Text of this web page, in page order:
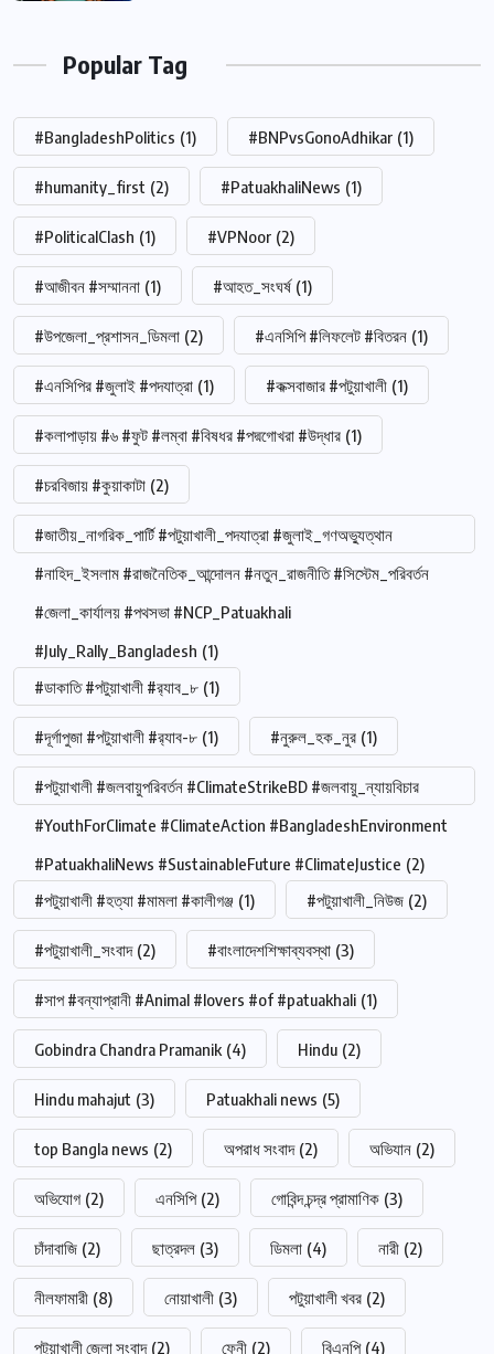
Popular Tag
#BangladeshPolitics (1) #BNPvsGonoAdhikar (1)
#humanity_first (2) #PatuakhaliNews (1)
#PoliticalClash (1) #VPNoor (2)
#আজীবন #সম্মাননা (1) #আহত_সংঘর্ষ (1)
#উপজেলা_প্রশাসন_ডিমলা (2) #এনসিপি #লিফলেট #বিতরন (1)
#এনসিপির #জুলাই #পদযাত্রা (1) #কক্সবাজার #পটুয়াখালী (1)
#কলাপাড়ায় #৬ #ফুট #লম্বা #বিষধর #পদ্মগোখরা #উদ্ধার (1)
#চরবিজায় #কুয়াকাটা (2)
#জাতীয়_নাগরিক_পার্টি #পটুয়াখালী_পদযাত্রা #জুলাই_গণঅভ্যুত্থান
#নাহিদ_ইসলাম #রাজনৈতিক_আন্দোলন #নতুন_রাজনীতি #সিস্টেম_পরিবর্তন
#জেলা_কার্যালয় #পথসভা #NCP_Patuakhali
#July_Rally_Bangladesh (1)
#ডাকাতি #পটুয়াখালী #র‍্যাব_৮ (1)
#দূর্গাপুজা #পটুয়াখালী #র‍্যাব-৮ (1) #নুরুল_হক_নুর (1)
#পটুয়াখালী #জলবায়ুপরিবর্তন #ClimateStrikeBD #জলবায়ু_ন্যায়বিচার
#YouthForClimate #ClimateAction #BangladeshEnvironment
#PatuakhaliNews #SustainableFuture #ClimateJustice (2)
#পটুয়াখালী #হত্যা #মামলা #কালীগঞ্জ (1) #পটুয়াখালী_নিউজ (2)
#পটুয়াখালী_সংবাদ (2) #বাংলাদেশশিক্ষাব্যবস্থা (3)
#সাপ #বন্যাপ্রানী #Animal #lovers #of #patuakhali (1)
Gobindra Chandra Pramanik (4) Hindu (2)
Hindu mahajut (3) Patuakhali news (5)
top Bangla news (2) অপরাধ সংবাদ (2) অভিযান (2)
অভিযোগ (2) এনসিপি (2) গোবিন্দ চন্দ্র প্রামাণিক (3)
চাঁদাবাজি (2) ছাত্রদল (3) ডিমলা (4) নারী (2)
নীলফামারী (8) নোয়াখালী (3) পটুয়াখালী খবর (2)
পটুয়াখালী জেলা সংবাদ (2) ফেনী (2) বিএনপি (4)